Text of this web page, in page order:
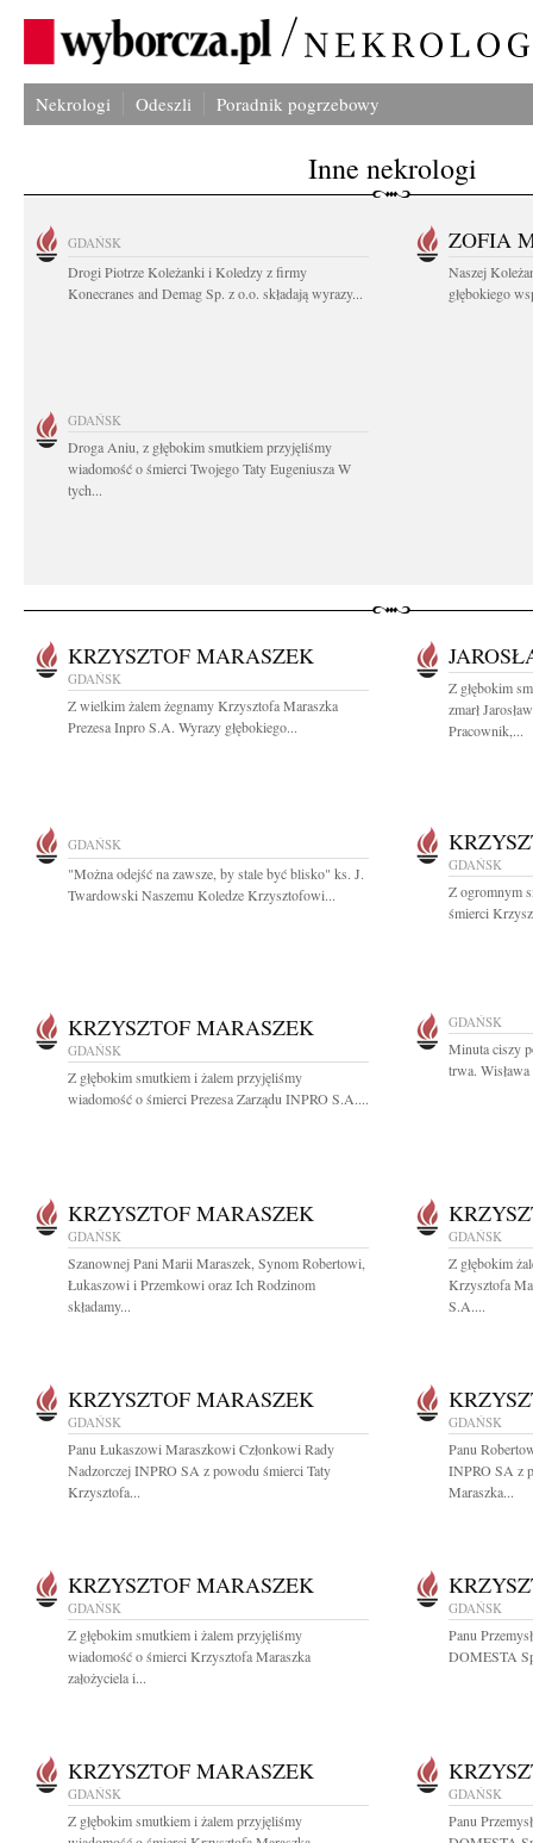
Nekrologi Odeszli Poradnik pogrzebowy
Inne nekrologi
GDAŃSK
Drogi Piotrze Koleżanki i Koledzy z firmy
Konecranes and Demag Sp. z o.o. składają wyrazy...
ZOFIA
Naszej
głębokiego
GDAŃSK
Droga Aniu, z głębokim smutkiem przyjęliśmy
wiadomość o śmierci Twojego Taty Eugeniusza W
tych...
KRZYSZTOF MARASZEK
GDAŃSK
Z wielkim żalem żegnamy Krzysztofa Maraszka
Prezesa Inpro S.A. Wyrazy głębokiego...
Z głębokim
zmarł
Pracownik,...
GDAŃSK
"Można odejść na zawsze, by stale być blisko" ks. J.
Twardowski Naszemu Koledze Krzysztofowi...
GDAŃSK
Z ogromnym
śmierci
KRZYSZTOF MARASZEK
GDAŃSK
Z głębokim smutkiem i żalem przyjęliśmy
wiadomość o śmierci Prezesa Zarządu INPRO S.A....
GDAŃSK
Minuta ciszy
trwa.
KRZYSZTOF MARASZEK
GDAŃSK
Szanownej Pani Marii Maraszek, Synom Robertowi,
Łukaszowi i Przemkowi oraz Ich Rodzinom
składamy...
GDAŃSK
Z głębokim
Krzysztofa
S.A....
KRZYSZTOF MARASZEK
GDAŃSK
Panu Łukaszowi Maraszkowi Członkowi Rady
Nadzorczej INPRO SA z powodu śmierci Taty
Krzysztofa...
GDAŃSK
Panu
INPRO SA z
Maraszka...
KRZYSZTOF MARASZEK
GDAŃSK
Z głębokim smutkiem i żalem przyjęliśmy
wiadomość o śmierci Krzysztofa Maraszka
założyciela i...
GDAŃSK
Panu
DOMESTA
KRZYSZTOF MARASZEK
GDAŃSK
Z głębokim smutkiem i żalem przyjęliśmy
GDAŃSK
Panu